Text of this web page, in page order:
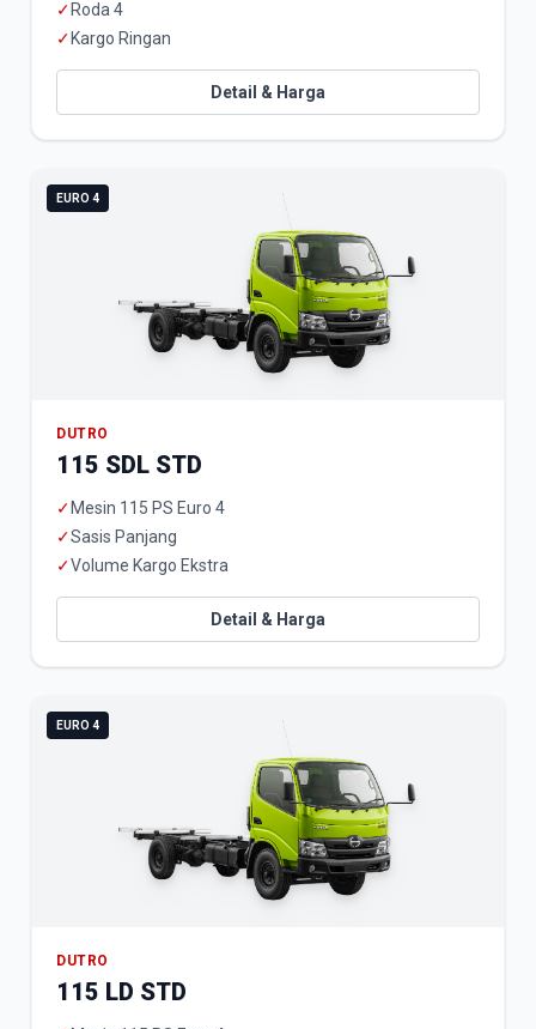
✓ Roda 4
✓ Kargo Ringan
Detail & Harga
EURO 4
DUTRO
115 SDL STD
✓ Mesin 115 PS Euro 4
✓Sasis Panjang
✓Volume Kargo Ekstra
Detail & Harga
EURO 4
DUTRO
115 LD STD